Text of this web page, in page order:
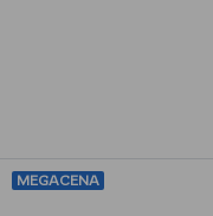
MEGACENA